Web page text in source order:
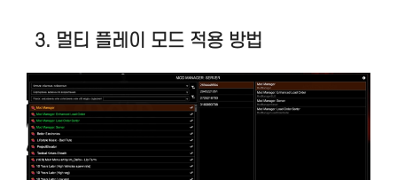
3. 멀티 플레이 모드 적용 방법